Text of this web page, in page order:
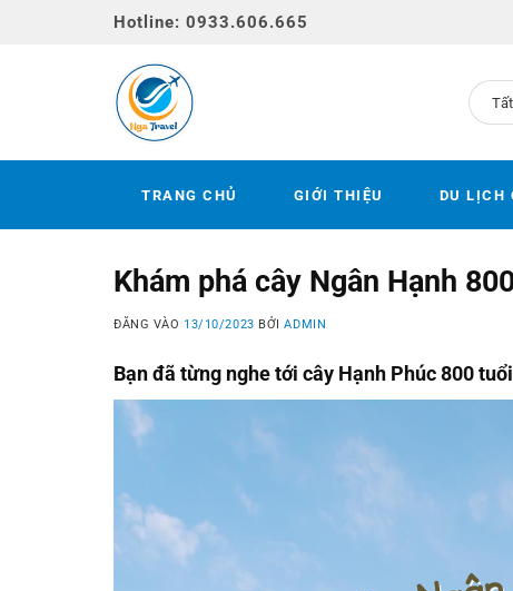
Hotline: 0933.606.665
TRANG CHỦ GIỚI THIỆU DU LỊCH
Khám phá cây Ngân Hạnh
ĐĂNG VÀO 13/10/2023 BỞIADMIN
Bạn đã từng nghe tới cây Hạnh Phúc 800